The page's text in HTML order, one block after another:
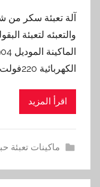
آلة تعبئة سكر من
والتعبئه لتعبئة
الكهربائية 220فولت ،
اقرأ المزيد
ماكينات تعبئة